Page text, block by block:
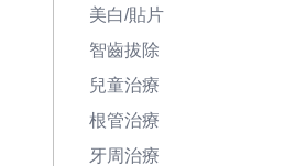
美白/貼片
智齒拔除
兒童治療
根管治療
牙周治療